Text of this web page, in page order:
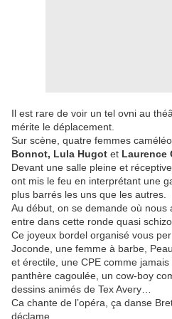
Il est rare de voir un tel ovni au
mérite le déplacement.
Sur scène, quatre femmes
Bonnot, Lula Hugot et Laurence
Devant une salle pleine et
ont mis le feu en interprétant une
plus barrés les uns que les autres.
Au début, on se demande où nous
entre dans cette ronde quasi
Ce joyeux bordel organisé vous
Joconde, une femme à barbe,
et érectile, une CPE comme
panthère cagoulée, un cow-boy
dessins animés de Tex Avery…
Ca chante de l’opéra, ça danse
déclame…